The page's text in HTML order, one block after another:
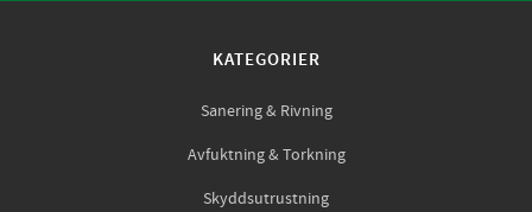
KATEGORIER
Sanering & Rivning
Avfuktning & Torkning
Skyddsutrustning